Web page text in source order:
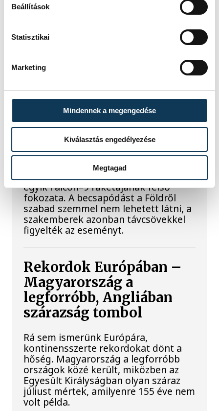
Beállítások
Statisztikai
Marketing
Mindennek a megengedése
Kiválasztás engedélyezése
Megtagad
államfőválasztás
a parlament jövő kedden válassza
Valami óriási csapódott a
Holdba ma reggel
Rendhagyó esemény zajlott le kedden
reggel. Magyar idő szerint 8:35 körül
a Hold felszínébe csapódott a SpaceX
egyik Falcon–9 rakétájának felső
fokozata. A becsapódást a Földről
szabad szemmel nem lehetett látni, a
szakemberek azonban távcsövekkel
figyelték az eseményt.
Rekordok Európában –
Magyarország a
legforróbb, Angliában
szárazság tombol
Rá sem ismerünk Európára,
kontinensszerte rekordokat dönt a
hőség. Magyarország a legforróbb
országok közé került, miközben az
Egyesült Királyságban olyan száraz
júliust mértek, amilyenre 155 éve nem
volt példa.